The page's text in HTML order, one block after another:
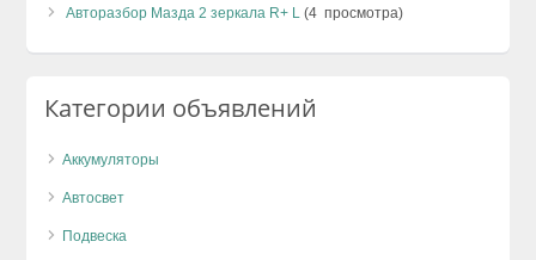
Авторазбор Мазда 2 зеркала R+ L (4 просмотра)
Категории объявлений
Аккумуляторы
Автосвет
Подвеска